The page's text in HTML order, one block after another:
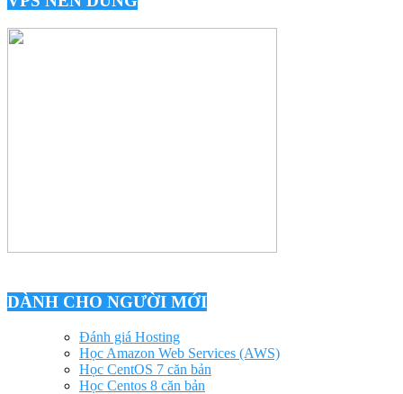
DÀNH CHO NGƯỜI MỚI
Đánh giá Hosting
Học Amazon Web Services (AWS)
Học CentOS 7 căn bản
Học Centos 8 căn bản